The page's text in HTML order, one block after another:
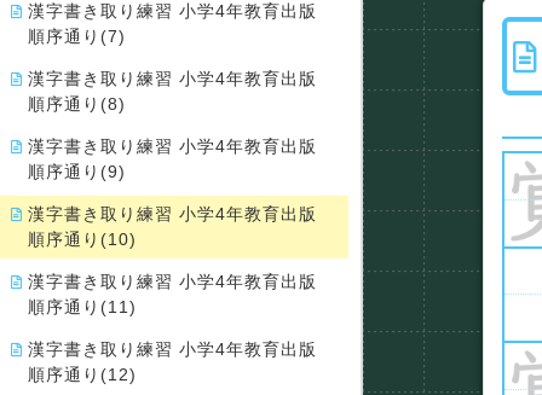
漢字書き取り練習 小学4年教育出版
順序通り(7)
漢字書き取り練習 小学4年教育出版
順序通り(8)
漢字書き取り練習 小学4年教育出版
順序通り(9)
漢字書き取り練習 小学4年教育出版
順序通り(10)
漢字書き取り練習 小学4年教育出版
順序通り(11)
漢字書き取り練習 小学4年教育出版
順序通り(12)